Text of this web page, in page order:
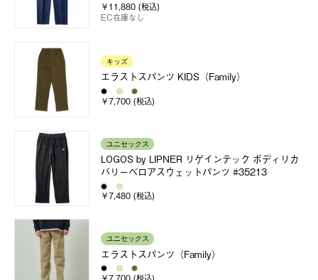
￥11,880 (税込)
EC在庫なし
キッズ
エラストスパンツ KIDS（Family）
￥7,700 (税込)
ユニセックス
LOGOS by LIPNER リゲインテック ボディリカ
バリーベロアスウェットパンツ #35213
￥7,480 (税込)
ユニセックス
エラストスパンツ（Family）